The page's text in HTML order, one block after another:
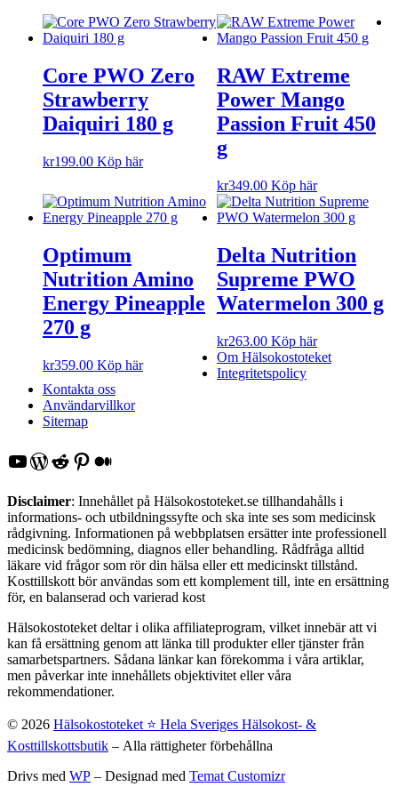
Core PWO Zero
Strawberry
Daiquiri 180 g
kr199.00 Köp här
RAW Extreme
Power Mango
Passion Fruit 450
g
kr349.00 Köp här
Optimum
Nutrition Amino
Energy Pineapple
270 g
kr359.00 Köp här
Delta Nutrition
Supreme PWO
Watermelon 300 g
kr263.00 Köp här
Om Hälsokostoteket
Integritetspolicy
Kontakta oss
Användarvillkor
Sitemap
YouTube
WordPress
Reddit
Pinterest
Medium
Disclaimer: Innehållet på Hälsokostoteket.se tillhandahålls i
informations- och utbildningssyfte och ska inte ses som medicinsk
rådgivning. Informationen på webbplatsen ersätter inte professionell
medicinsk bedömning, diagnos eller behandling. Rådfråga alltid
läkare vid frågor som rör din hälsa eller ett medicinskt tillstånd.
Kosttillskott bör användas som ett komplement till, inte en ersättning
för, en balanserad och varierad kost
Hälsokostoteket deltar i olika affiliateprogram, vilket innebär att vi
kan få ersättning genom att länka till produkter eller tjänster från
samarbetspartners. Sådana länkar kan förekomma i våra artiklar,
men påverkar inte innehållets objektivitet eller våra
rekommendationer.
© 2026 Hälsokostoteket ⭐️ Hela Sveriges Hälsokost- &
Kosttillskottsbutik – Alla rättigheter förbehållna
Drivs med WP – Designad med Temat Customizr